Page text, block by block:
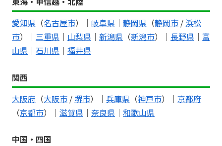
愛知県 （名古屋市）｜ 岐阜県 ｜ 静岡県 （静岡市 / 浜松
市）｜ 三重県 ｜ 山梨県 ｜ 新潟県 （新潟市）｜ 長野県 ｜ 富
山県 ｜ 石川県 ｜ 福井県
関西
大阪府 （大阪市 / 堺市）｜ 兵庫県 （神戸市）｜ 京都府
（京都市）｜ 滋賀県 ｜ 奈良県 ｜ 和歌山県
中国・四国